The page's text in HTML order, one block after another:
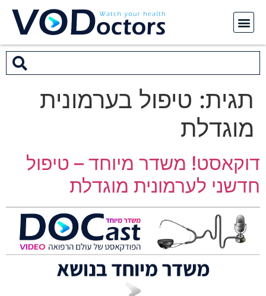
תגית: טיפול בערמונית
מוגדלת
דוקאסט! משדר מיוחד – טיפול
חדשני לערמונית מוגדלת